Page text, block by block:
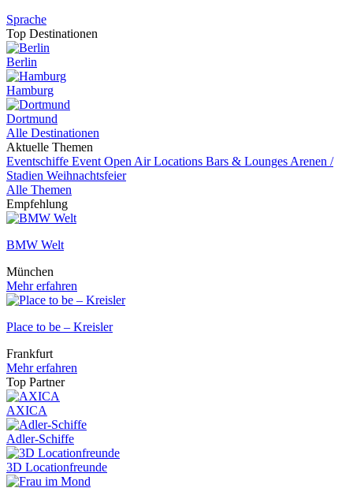
Sprache
Top Destinationen
Berlin
Hamburg
Dortmund
Alle Destinationen
Aktuelle Themen
Eventschiffe Event Open Air Locations Bars & Lounges Arenen /
Stadien Weihnachtsfeier
Alle Themen
Empfehlung
BMW Welt
München
Mehr erfahren
Place to be – Kreisler
Frankfurt
Mehr erfahren
Top Partner
AXICA
Adler-Schiffe
3D Locationfreunde